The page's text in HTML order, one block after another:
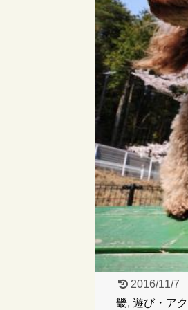
2016/11/7
畿, 遊び・ア